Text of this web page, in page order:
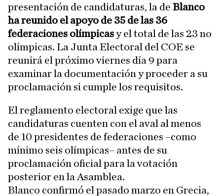
presentación de candidaturas, la de Blanco
ha reunido el apoyo de 35 de las 36
federaciones olímpicasy el total de las 23 no
olímpicas. La Junta Electoral del COE se
reunirá el próximo viernes día 9 para
examinar la documentación y proceder a su
proclamación si cumple los requisitos.
El reglamento electoral exige que las
candidaturas cuenten con el aval al menos
de 10 presidentes de federaciones –como
mínimo seis olímpicas– antes de su
proclamación oficial para la votación
posterior en la Asamblea.
Blanco confirmó el pasado marzo en Grecia,